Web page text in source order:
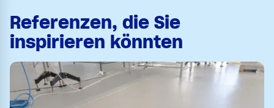
Referenzen, die Sie
inspirieren könnten